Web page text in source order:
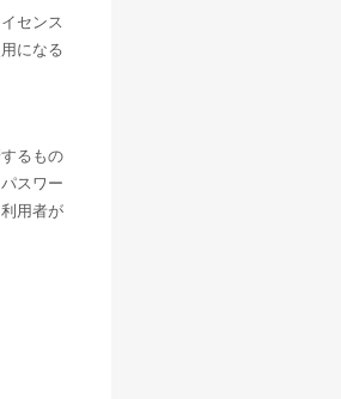
センス
になる
るもの
スワー
用者が